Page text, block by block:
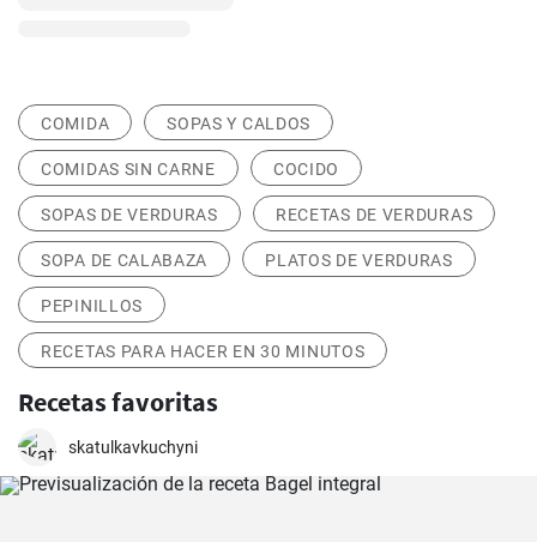
COMIDA SOPAS Y CALDOS
COMIDAS SIN CARNE COCIDO
SOPAS DE VERDURAS RECETAS DE VERDURAS
SOPA DE CALABAZA PLATOS DE VERDURAS
PEPINILLOS
RECETAS PARA HACER EN 30 MINUTOS
Recetas favoritas
skatulkavkuchyni